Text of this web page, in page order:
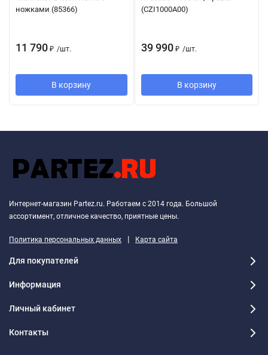
ножками (85366)
11 790 ₽ /шт.
В корзину
(CZI1000A00)
39 990 ₽ /шт.
В корзину
Интернет-магазин Partez.ru. Работаем с 2014 года. Большой
ассортимент, отличное качество, приятные цены.
Политика персональных данных | Карта сайта
Для покупателей
Информация
Личный кабинет
Контакты